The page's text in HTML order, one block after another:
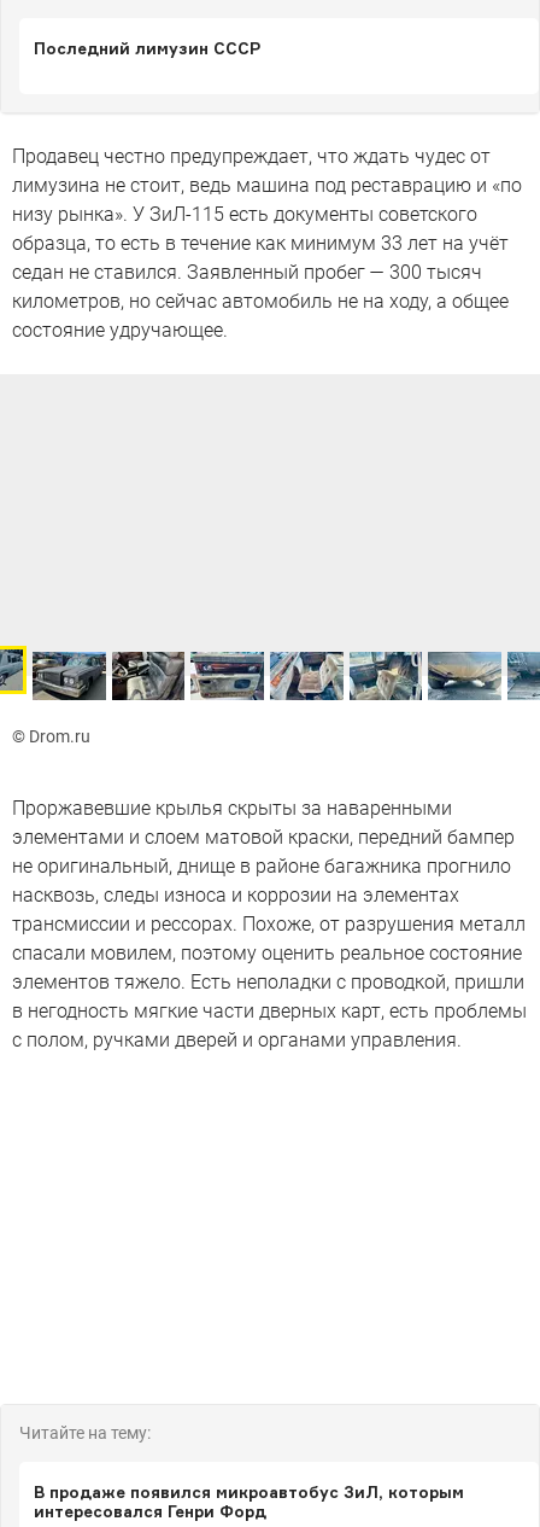
Последний лимузин СССР
Продавец честно предупреждает, что ждать чудес от
лимузина не стоит, ведь машина под реставрацию и «по
низу рынка». У ЗиЛ-115 есть документы советского
образца, то есть в течение как минимум 33 лет на учёт
седан не ставился. Заявленный пробег — 300 тысяч
километров, но сейчас автомобиль не на ходу, а общее
состояние удручающее.
© Drom.ru
Проржавевшие крылья скрыты за наваренными
элементами и слоем матовой краски, передний бампер
не оригинальный, днище в районе багажника прогнило
насквозь, следы износа и коррозии на элементах
трансмиссии и рессорах. Похоже, от разрушения металл
спасали мовилем, поэтому оценить реальное состояние
элементов тяжело. Есть неполадки с проводкой, пришли
в негодность мягкие части дверных карт, есть проблемы
с полом, ручками дверей и органами управления.
Читайте на тему:
В продаже появился микроавтобус ЗиЛ, которым
интересовался Генри Форд